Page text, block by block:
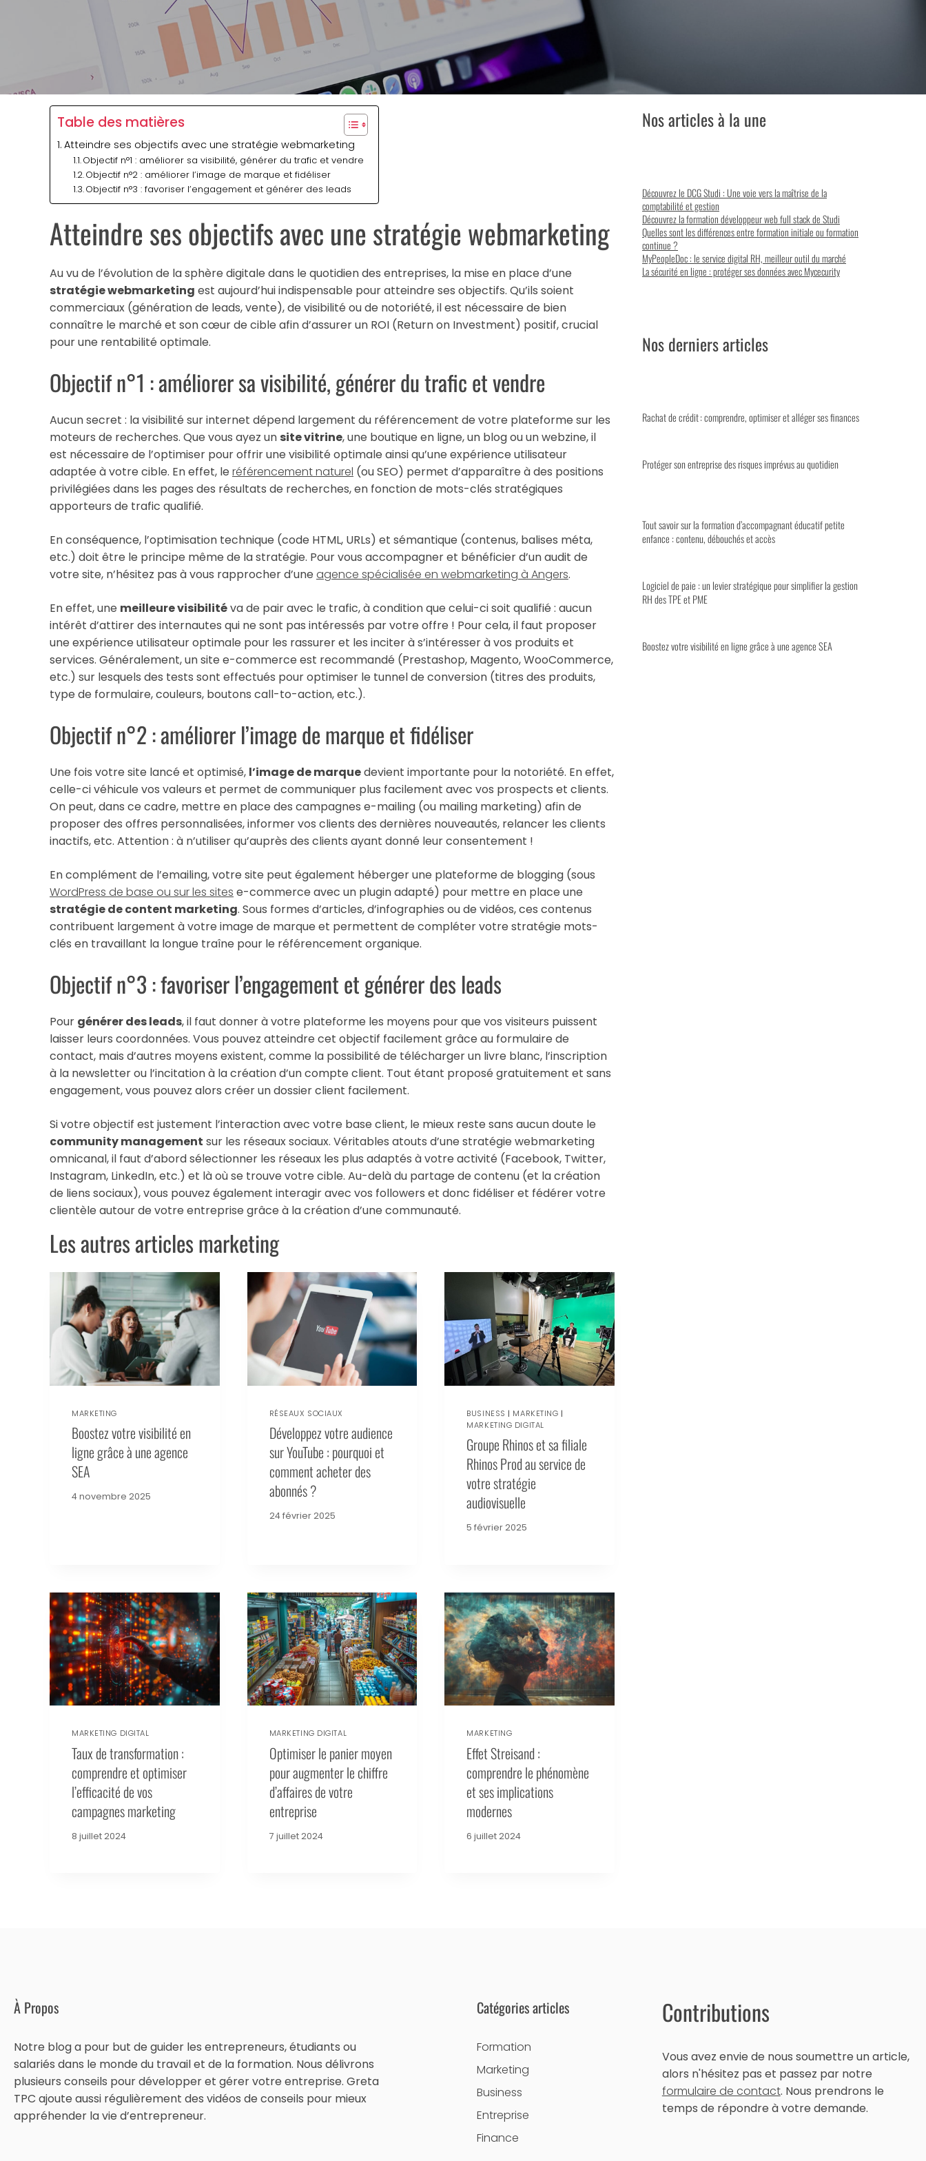
Table des matières
Atteindre ses objectifs avec une stratégie webmarketing
Objectif n°1 : améliorer sa visibilité, générer du trafic et vendre
Objectif n°2 : améliorer l’image de marque et fidéliser
Objectif n°3 : favoriser l’engagement et générer des leads
Atteindre ses objectifs avec une stratégie webmarketing
Au vu de l’évolution de la sphère digitale dans le quotidien des entreprises, la mise en place d’une
stratégie webmarketing est aujourd’hui indispensable pour atteindre ses objectifs. Qu’ils soient
commerciaux (génération de leads, vente), de visibilité ou de notoriété, il est nécessaire de bien
connaître le marché et son cœur de cible afin d’assurer un ROI (Return on Investment) positif, crucial
pour une rentabilité optimale.
Objectif n°1 : améliorer sa visibilité, générer du trafic et vendre
Aucun secret : la visibilité sur internet dépend largement du référencement de votre plateforme sur les
moteurs de recherches. Que vous ayez un site vitrine, une boutique en ligne, un blog ou un webzine, il
est nécessaire de l’optimiser pour offrir une visibilité optimale ainsi qu’une expérience utilisateur
adaptée à votre cible. En effet, le référencement naturel (ou SEO) permet d’apparaître à des positions
privilégiées dans les pages des résultats de recherches, en fonction de mots-clés stratégiques
apporteurs de trafic qualifié.
En conséquence, l’optimisation technique (code HTML, URLs) et sémantique (contenus, balises méta,
etc.) doit être le principe même de la stratégie. Pour vous accompagner et bénéficier d’un audit de
votre site, n’hésitez pas à vous rapprocher d’une agence spécialisée en webmarketing à Angers.
En effet, une meilleure visibilitéva de pair avec le trafic, à condition que celui-ci soit qualifié : aucun
intérêt d’attirer des internautes qui ne sont pas intéressés par votre offre ! Pour cela, il faut proposer
une expérience utilisateur optimale pour les rassurer et les inciter à s’intéresser à vos produits et
services. Généralement, un site e-commerce est recommandé (Prestashop, Magento, WooCommerce,
etc.) sur lesquels des tests sont effectués pour optimiser le tunnel de conversion (titres des produits,
type de formulaire, couleurs, boutons call-to-action, etc.).
Objectif n°2 : améliorer l’image de marque et fidéliser
Une fois votre site lancé et optimisé, l’image de marquedevient importante pour la notoriété. En effet,
celle-ci véhicule vos valeurs et permet de communiquer plus facilement avec vos prospects et clients.
On peut, dans ce cadre, mettre en place des campagnes e-mailing (ou mailing marketing) afin de
proposer des offres personnalisées, informer vos clients des dernières nouveautés, relancer les clients
inactifs, etc. Attention : à n’utiliser qu’auprès des clients ayant donné leur consentement !
En complément de l’emailing, votre site peut également héberger une plateforme de blogging (sous
WordPress de base ou sur les sites e-commerce avec un plugin adapté) pour mettre en place une
stratégie de content marketing. Sous formes d’articles, d’infographies ou de vidéos, ces contenus
contribuent largement à votre image de marque et permettent de compléter votre stratégie mots-
clés en travaillant la longue traîne pour le référencement organique.
Objectif n°3 : favoriser l’engagement et générer des leads
Pour générer des leads, il faut donner à votre plateforme les moyens pour que vos visiteurs puissent
laisser leurs coordonnées. Vous pouvez atteindre cet objectif facilement grâce au formulaire de
contact, mais d’autres moyens existent, comme la possibilité de télécharger un livre blanc, l’inscription
à la newsletter ou l’incitation à la création d’un compte client. Tout étant proposé gratuitement et sans
engagement, vous pouvez alors créer un dossier client facilement.
Si votre objectif est justement l’interaction avec votre base client, le mieux reste sans aucun doute le
community management sur les réseaux sociaux. Véritables atouts d’une stratégie webmarketing
omnicanal, il faut d’abord sélectionner les réseaux les plus adaptés à votre activité (Facebook, Twitter,
Instagram, LinkedIn, etc.) et là où se trouve votre cible. Au-delà du partage de contenu (et la création
de liens sociaux), vous pouvez également interagir avec vos followers et donc fidéliser et fédérer votre
clientèle autour de votre entreprise grâce à la création d’une communauté.
Les autres articles marketing
MARKETING
Boostez votre visibilité en
ligne grâce à une agence
SEA
4 novembre 2025
RÉSEAUX SOCIAUX
Développez votre audience
sur YouTube : pourquoi et
comment acheter des
abonnés ?
24 février 2025
BUSINESS | MARKETING |
MARKETING DIGITAL
Groupe Rhinos et sa filiale
Rhinos Prod au service de
votre stratégie
audiovisuelle
5 février 2025
MARKETING DIGITAL
Taux de transformation :
comprendre et optimiser
l’efficacité de vos
campagnes marketing
8 juillet 2024
MARKETING DIGITAL
Optimiser le panier moyen
pour augmenter le chiffre
d’affaires de votre
entreprise
7 juillet 2024
MARKETING
Effet Streisand :
comprendre le phénomène
et ses implications
modernes
6 juillet 2024
Nos articles à la une
Découvrez le DCG Studi : Une voie vers la maîtrise de la
comptabilité et gestion
Découvrez la formation développeur web full stack de Studi
Quelles sont les différences entre formation initiale ou formation
continue ?
MyPeopleDoc : le service digital RH, meilleur outil du marché
La sécurité en ligne : protéger ses données avec Mycecurity
Nos derniers articles
Rachat de crédit : comprendre, optimiser et alléger ses finances
Protéger son entreprise des risques imprévus au quotidien
Tout savoir sur la formation d’accompagnant éducatif petite
enfance : contenu, débouchés et accès
Logiciel de paie : un levier stratégique pour simplifier la gestion
RH des TPE et PME
Boostez votre visibilité en ligne grâce à une agence SEA
À Propos
Notre blog a pour but de guider les entrepreneurs, étudiants ou
salariés dans le monde du travail et de la formation. Nous délivrons
plusieurs conseils pour développer et gérer votre entreprise. Greta
TPC ajoute aussi régulièrement des vidéos de conseils pour mieux
appréhender la vie d’entrepreneur.
Catégories articles
Formation
Marketing
Business
Entreprise
Finance
Contributions
Vous avez envie de nous soumettre un article,
alors n'hésitez pas et passez par notre
formulaire de contact. Nous prendrons le
temps de répondre à votre demande.